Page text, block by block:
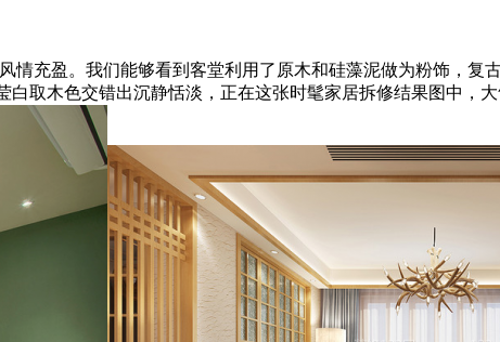
盈。我们能够看到客堂利用了原木和硅藻泥做为粉饰，复
取木色交错出沉静恬淡，正在这张时髦家居拆修结果图中，大